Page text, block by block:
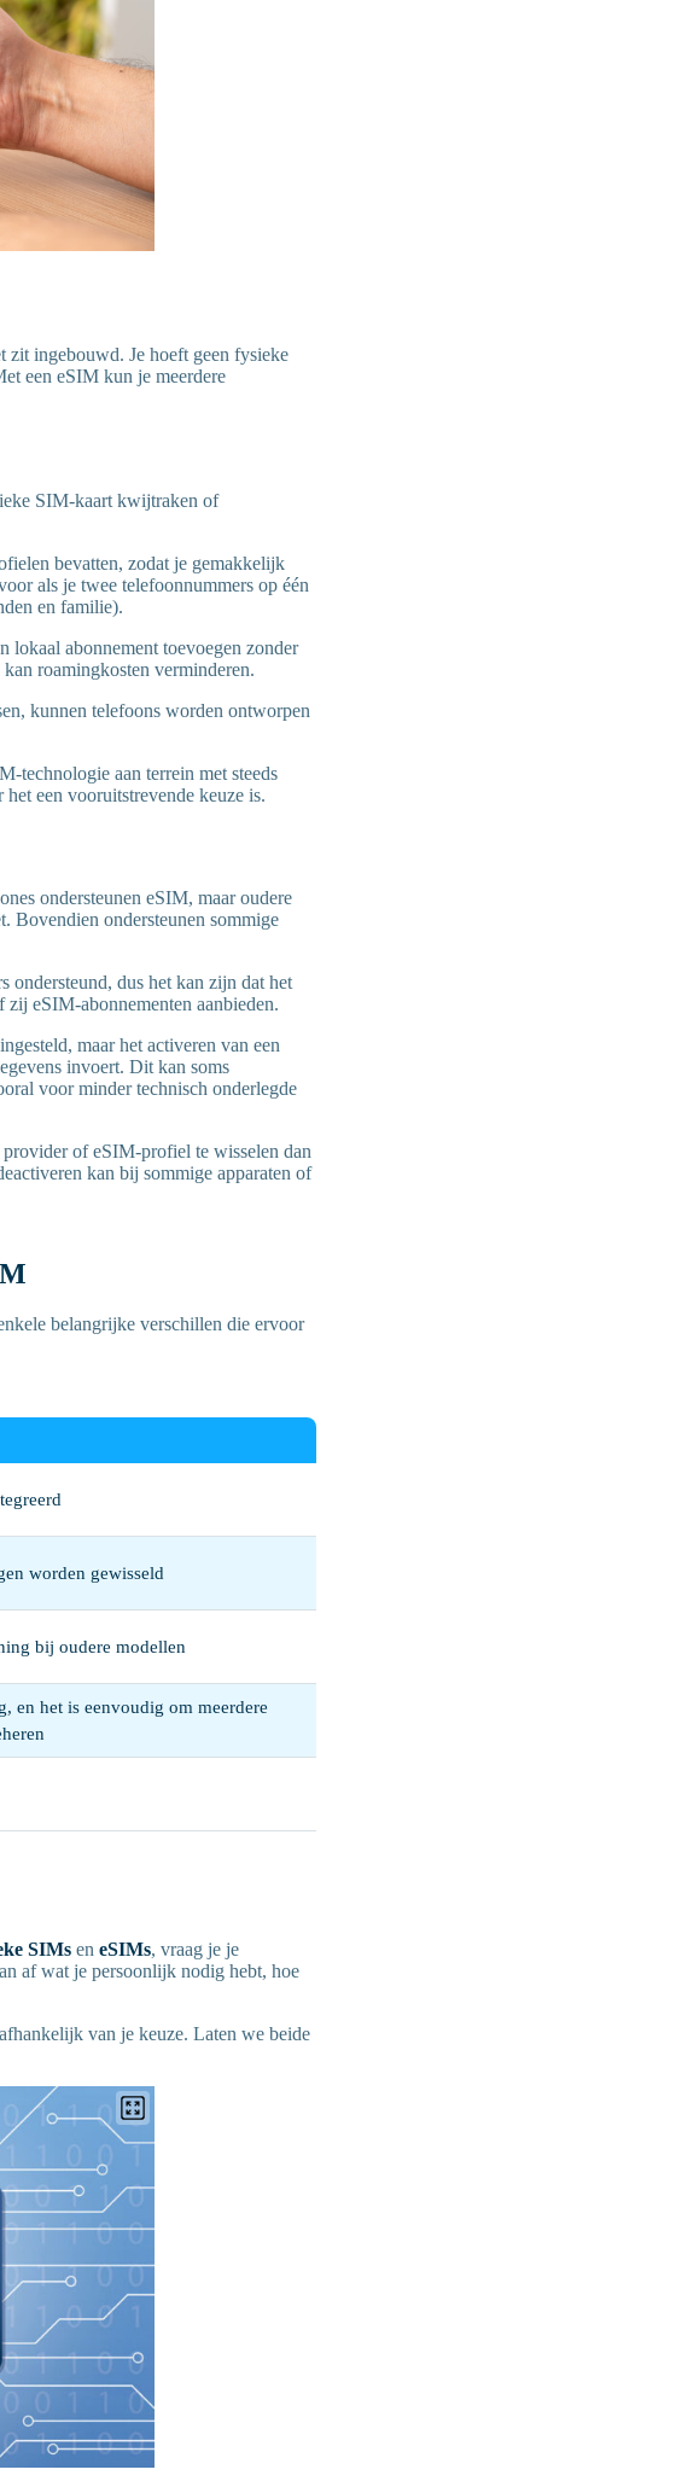
ingebouwd. Je hoeft geen fysieke
een eSIM kun je meerdere
SIM-kaart kwijtraken of
bevatten, zodat je gemakkelijk
als je twee telefoonnummers op één
en familie).
lokaal abonnement toevoegen zonder
roamingkosten verminderen.
kunnen telefoons worden ontworpen
technologie aan terrein met steeds
een vooruitstrevende keuze is.
ondersteunen eSIM, maar oudere
Bovendien ondersteunen sommige
dus het kan zijn dat het
eSIM-abonnementen aanbieden.
maar het activeren van een
invoert. Dit kan soms
voor minder technisch onderlegde
of eSIM-profiel te wisselen dan
kan bij sommige apparaten of
belangrijke verschillen die ervoor
worden gewisseld
bij oudere modellen
en het is eenvoudig om meerdere
SIMs en eSIMs, vraag je je
af wat je persoonlijk nodig hebt, hoe
van je keuze. Laten we beide